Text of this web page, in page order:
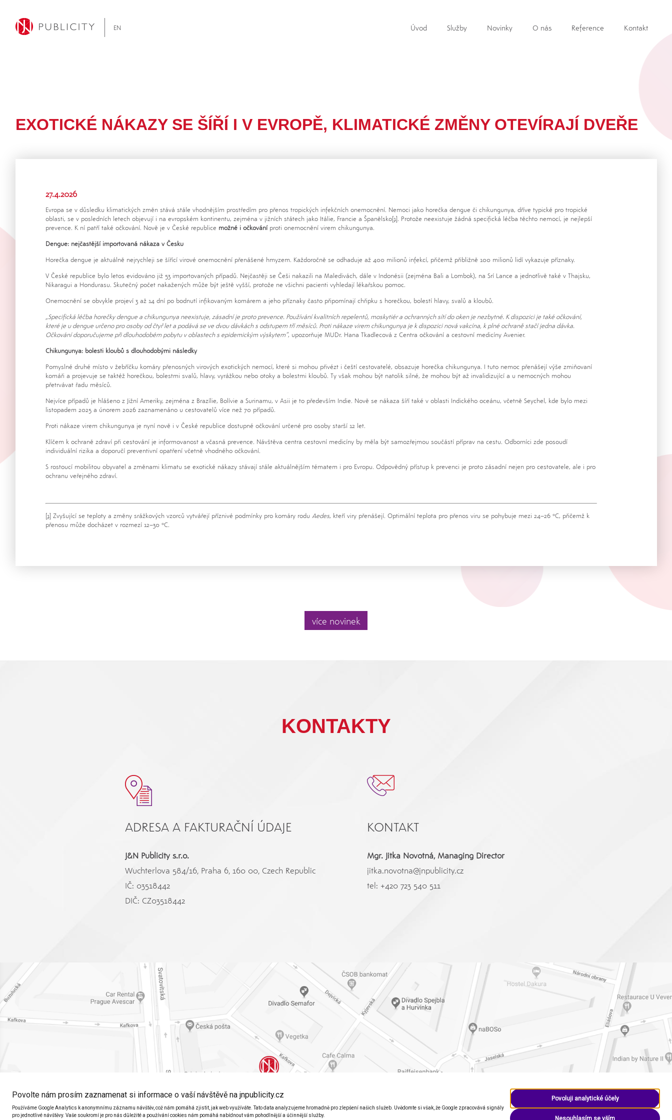
EN Úvod Služby Novinky O nás Reference Kontakt
EXOTICKÉ NÁKAZY SE ŠÍŘÍ I V EVROPĚ, KLIMATICKÉ ZMĚNY OTEVÍRAJÍ DVEŘE
27.4.2026
Evropa se v důsledku klimatických změn stává stále vhodnějším prostředím pro přenos tropických infekčních onemocnění. Nemoci jako horečka dengue či chikungunya, dříve typické pro tropické
oblasti, se v posledních letech objevují i na evropském kontinentu, zejména v jižních státech jako Itálie, Francie a Španělsko[1] . Protože neexistuje žádná specifická léčba těchto nemocí, je nejlepší
prevence. K ní patří také očkování. Nově je v České republice možné i očkováníproti onemocnění virem chikungunya.
Dengue: nejčastější importovaná nákaza v Česku
Horečka dengue je aktuálně nejrychleji se šířící virové onemocnění přenášené hmyzem. Každoročně se odhaduje až 400 milionů infekcí, přičemž přibližně 100 milionů lidí vykazuje příznaky.
V České republice bylo letos evidováno již 53 importovaných případů. Nejčastěji se Češi nakazili na Maledivách, dále v Indonésii (zejména Bali a Lombok), na Srí Lance a jednotlivě také v Thajsku,
Nikaragui a Hondurasu. Skutečný počet nakažených může být ještě vyšší, protože ne všichni pacienti vyhledají lékařskou pomoc.
Onemocnění se obvykle projeví 3 až 14 dní po bodnutí infikovaným komárem a jeho příznaky často připomínají chřipku s horečkou, bolestí hlavy, svalů a kloubů.
„Specifická léčba horečky dengue a chikungunya neexistuje, zásadní je proto prevence. Používání kvalitních repelentů, moskytiér a ochranných sítí do oken je nezbytné. K dispozici je také očkování,
které je u dengue určeno pro osoby od čtyř let a podává se ve dvou dávkách s odstupem tří měsíců. Proti nákaze virem chikungunya je k dispozici nová vakcína, k plné ochraně stačí jedna dávka.
Očkování doporučujeme při dlouhodobém pobytu v oblastech s epidemickým výskytem“, upozorňuje MUDr. Hana Tkadlecová z Centra očkování a cestovní medicíny Avenier.
Chikungunya: bolesti kloubů s dlouhodobými následky
Pomyslné druhé místo v žebříčku komáry přenosných virových exotických nemocí, které si mohou přivézt i čeští cestovatelé, obsazuje horečka chikungunya. I tuto nemoc přenášejí výše zmiňovaní
komáři a projevuje se taktéž horečkou, bolestmi svalů, hlavy, vyrážkou nebo otoky a bolestmi kloubů. Ty však mohou být natolik silné, že mohou být až invalidizující a u nemocných mohou
přetrvávat řadu měsíců.
Nejvíce případů je hlášeno z Jižní Ameriky, zejména z Brazílie, Bolívie a Surinamu, v Asii je to především Indie. Nově se nákaza šíří také v oblasti Indického oceánu, včetně Seychel, kde bylo mezi
listopadem 2025 a únorem 2026 zaznamenáno u cestovatelů více než 70 případů.
Proti nákaze virem chikungunya je nyní nově i v České republice dostupné očkování určené pro osoby starší 12 let.
Klíčem k ochraně zdraví při cestování je informovanost a včasná prevence. Návštěva centra cestovní medicíny by měla být samozřejmou součástí příprav na cestu. Odborníci zde posoudí
individuální rizika a doporučí preventivní opatření včetně vhodného očkování.
S rostoucí mobilitou obyvatel a změnami klimatu se exotické nákazy stávají stále aktuálnějším tématem i pro Evropu. Odpovědný přístup k prevenci je proto zásadní nejen pro cestovatele, ale i pro
ochranu veřejného zdraví.
[1] Zvyšující se teploty a změny srážkových vzorců vytvářejí příznivé podmínky pro komáry rodu Aedes, kteří viry přenášejí. Optimální teplota pro přenos viru se pohybuje mezi 24–26 °C, přičemž k
přenosu může docházet v rozmezí 12–30 °C.
více novinek
KONTAKTY
ADRESA A FAKTURAČNÍ ÚDAJE
J&N Publicity s.r.o.
Wuchterlova 584/16, Praha 6, 160 00, Czech Republic
IČ: 03518442
DIČ: CZ03518442
KONTAKT
Mgr. Jitka Novotná, Managing Director
jitka.novotna@jnpublicity.cz
tel: +420 723 540 511